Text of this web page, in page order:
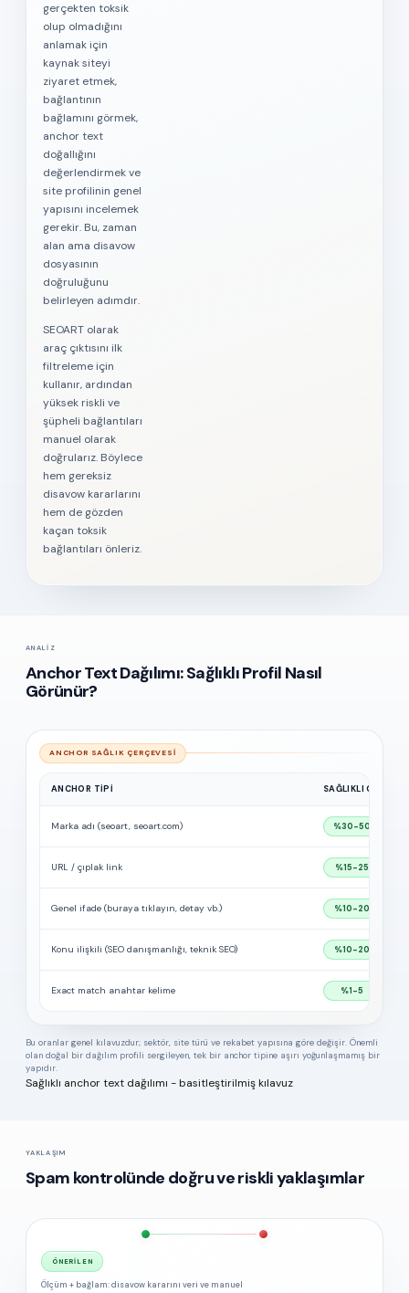
gerçekten toksik
olup olmadığını
anlamak için
kaynak siteyi
ziyaret etmek,
bağlantının
bağlamını görmek,
anchor text
doğallığını
değerlendirmek ve
site profilinin genel
yapısını incelemek
gerekir. Bu, zaman
alan ama disavow
dosyasının
doğruluğunu
belirleyen adımdır.
SEOART olarak
araç çıktısını ilk
filtreleme için
kullanır, ardından
yüksek riskli ve
şüpheli bağlantıları
manuel olarak
doğrularız. Böylece
hem gereksiz
disavow kararlarını
hem de gözden
kaçan toksik
bağlantıları önleriz.
ANALIZ
Anchor Text Dağılımı: Sağlıklı Profil Nasıl
Görünür?
ANCHOR SAĞLIK ÇERÇEVESI
ANCHOR TIPI SAĞLIKLI ORAN
Marka adı (seoart, seoart.com) %30-50
URL / çıplak link %15-25
Genel ifade (buraya tıklayın, detay vb.) %10-20
Konu ilişkili (SEO danışmanlığı, teknik SEO) %10-20
Exact match anahtar kelime %1-5
Bu oranlar genel kılavuzdur; sektör, site türü ve rekabet yapısına göre değişir. Önemli
olan doğal bir dağılım profili sergileyen, tek bir anchor tipine aşırı yoğunlaşmamış bir
yapıdır.
Sağlıklı anchor text dağılımı - basitleştirilmiş kılavuz
YAKLAŞIM
Spam kontrolünde doğru ve riskli yaklaşımlar
ÖNERILEN
Ölçüm + bağlam: disavow kararını veri ve manuel